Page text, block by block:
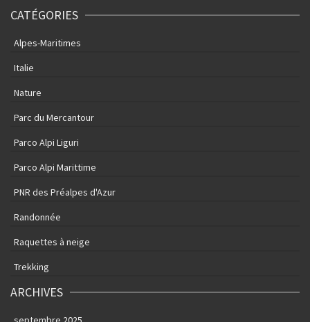
CATÉGORIES
Alpes-Maritimes
Italie
Nature
Parc du Mercantour
Parco Alpi Liguri
Parco Alpi Marittime
PNR des Préalpes d'Azur
Randonnée
Raquettes à neige
Trekking
ARCHIVES